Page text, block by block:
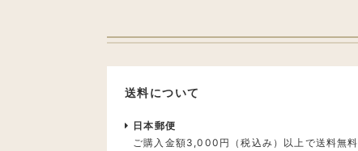
送料について
日本郵便
ご購入金額3,000円（税込み）以上で送料無料